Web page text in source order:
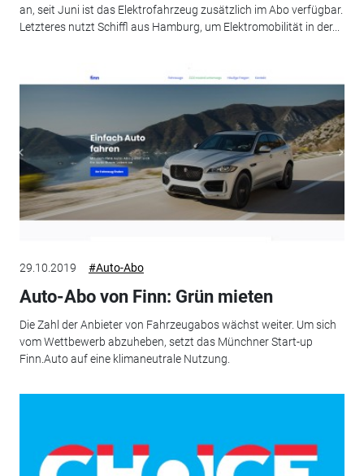
an, seit Juni ist das Elektrofahrzeug zusätzlich im Abo verfügbar.
Letzteres nutzt Schiffl aus Hamburg, um Elektromobilität in der...
29.10.2019 #Auto-Abo
Auto-Abo von Finn: Grün mieten
Die Zahl der Anbieter von Fahrzeugabos wächst weiter. Um sich
vom Wettbewerb abzuheben, setzt das Münchner Start-up
Finn.Auto auf eine klimaneutrale Nutzung.